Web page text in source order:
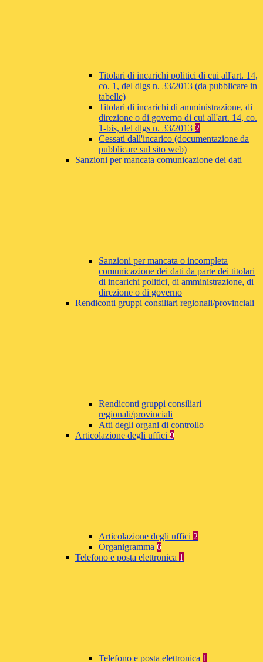
Titolari di incarichi politici di cui all'art. 14,
co. 1, del dlgs n. 33/2013 (da pubblicare in
tabelle)
Titolari di incarichi di amministrazione, di
direzione o di governo di cui all'art. 14, co.
1-bis, del dlgs n. 33/2013 2
Cessati dall'incarico (documentazione da
pubblicare sul sito web)
Sanzioni per mancata comunicazione dei dati
Sanzioni per mancata o incompleta
comunicazione dei dati da parte dei titolari
di incarichi politici, di amministrazione, di
direzione o di governo
Rendiconti gruppi consiliari regionali/provinciali
Rendiconti gruppi consiliari
regionali/provinciali
Atti degli organi di controllo
Articolazione degli uffici 9
Articolazione degli uffici 2
Organigramma 6
Telefono e posta elettronica 1
Telefono e posta elettronica 1